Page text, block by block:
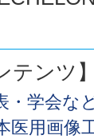
テンツ】
・学会な
医用画像